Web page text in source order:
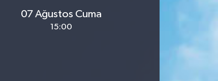
07 Ağustos Cuma
15:00